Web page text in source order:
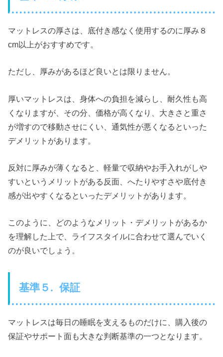
マットレスの厚さは、底付き感なく使用するのに厚み８
cm以上がおすすめです。
ただし、厚みがあるほど良いとは限りません。
厚いマットレスは、身体への負担を減らし、耐久性も高
くなりますが、その分、価格が高くなり、大きさと重さ
が増すので移動させにくい、通気性が悪くなるといった
デメリットがあります。
反対に厚みが薄くなると、軽量で収納やお手入れがしや
すいというメリットがある反面、へたりやすさや底付き
感が出やすくなるといったデメリットがあります。
このように、どのようなメリット・デメリットがあるか
を理解した上で、ライフスタイルに合わせて選んでいく
のが良いでしょう。
基準５. 保証
マットレスは毎日の睡眠を支えるものだけに、購入後の
保証やサポート面も大きな判断基準の一つとなります。